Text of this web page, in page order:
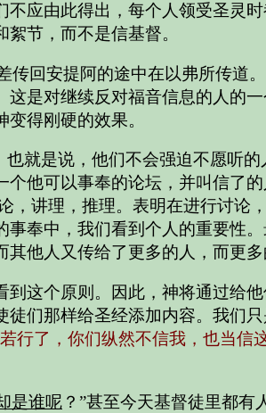
应由此得出，每个人领受圣灵
节，而不是信基督。
传回安提阿的途中在以弗所传道
是对继续反对福音信息的人的
得刚硬的效果。
就是说，他们不会强迫不愿听
他可以事奉的论坛，并叫信了
论，讲理，推理。表明在进行讨
奉中，我们看到个人的重要性
他人又传给了更多的人，而更多
这个原则。因此，神将通过给
们那样给圣经添加内容。我们
行了，你们纵然不信我，也当
是谁呢 ？”甚至今天基督徒里都